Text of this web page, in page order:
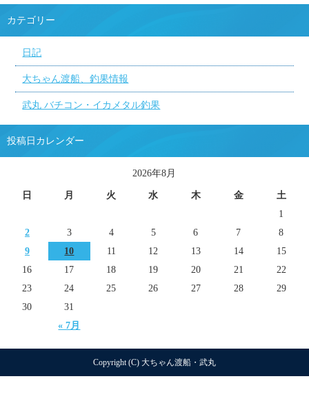
カテゴリー
日記
大ちゃん渡船、釣果情報
武丸 バチコン・イカメタル釣果
投稿日カレンダー
2026年8月
日 月 火 水 木 金 土
« 7月
1
2
3 4 5 6 7
8
9
10 11 12 13 14
15
16
17 18 19 20 21
22
23
24 25 26 27 28
29
30
31
Copyright (C) 大ちゃん渡船・武丸